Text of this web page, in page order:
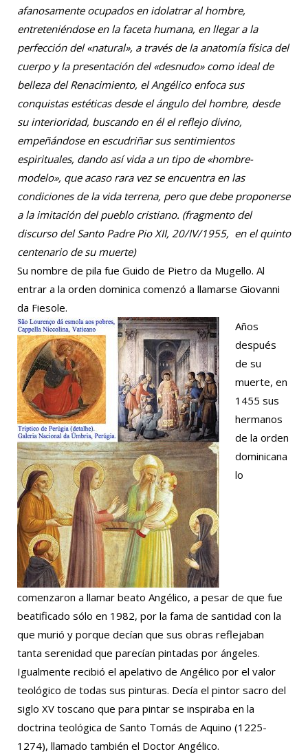
afanosamente ocupados en idolatrar al hombre,
entreteniéndose en la faceta humana, en llegar a la
perfección del «natural», a través de la anatomía física del
cuerpo y la presentación del «desnudo» como ideal de
belleza del Renacimiento, el Angélico enfoca sus
conquistas estéticas desde el ángulo del hombre, desde
su interioridad, buscando en él el reflejo divino,
empeñándose en escudriñar sus sentimientos
espirituales, dando así vida a un tipo de «hombre-
modelo», que acaso rara vez se encuentra en las
condiciones de la vida terrena, pero que debe proponerse
a la imitación del pueblo cristiano. (fragmento del
discurso del Santo Padre Pio XII, 20/IV/1955, en el quinto
centenario de su muerte)
Su nombre de pila fue Guido de Pietro da Mugello. Al
entrar a la orden dominica comenzó a llamarse Giovanni
da Fiesole.
Años
después
de su
muerte, en
1455 sus
hermanos
de la orden
dominicana
lo
comenzaron a llamar beato Angélico, a pesar de que fue
beatificado sólo en 1982, por la fama de santidad con la
que murió y porque decían que sus obras reflejaban
tanta serenidad que parecían pintadas por ángeles.
Igualmente recibió el apelativo de Angélico por el valor
teológico de todas sus pinturas. Decía el pintor sacro del
siglo XV toscano que para pintar se inspiraba en la
doctrina teológica de Santo Tomás de Aquino (1225-
1274), llamado también el Doctor Angélico.